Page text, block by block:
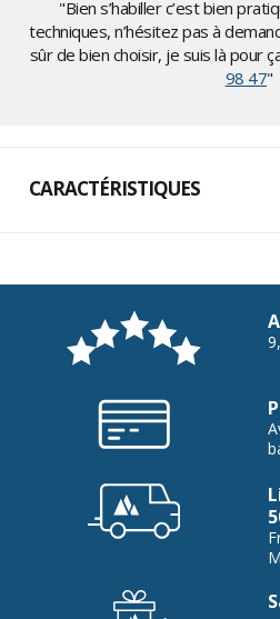
"Bien s’habiller c’est bien
techniques, n’hésitez pas à
sûr de bien choisir, je suis là pour
98 47"
CARACTÉRISTIQUES